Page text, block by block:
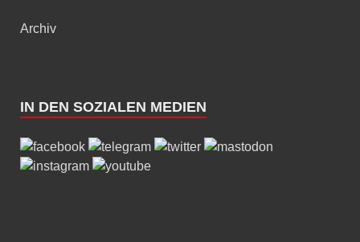
Archiv
IN DEN SOZIALEN MEDIEN